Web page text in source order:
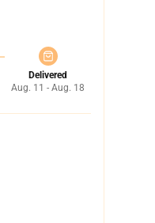
Delivered
Aug. 11 - Aug. 18